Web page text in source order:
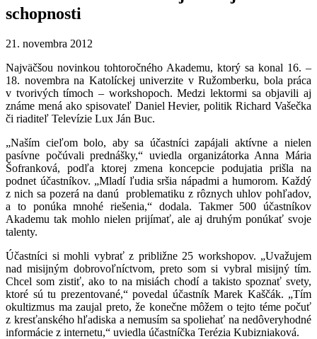
schopnosti
21. novembra 2012
Najväčšou novinkou tohtoročného Akademu, ktorý sa konal 16. –
18. novembra na Katolíckej univerzite v Ružomberku, bola práca
v tvorivých tímoch – workshopoch. Medzi lektormi sa objavili aj
známe mená ako spisovateľ Daniel Hevier, politik Richard Vašečka
či riaditeľ Televízie Lux Ján Buc.
„Naším cieľom bolo, aby sa účastníci zapájali aktívne a nielen
pasívne počúvali prednášky,“ uviedla organizátorka Anna Mária
Šofranková, podľa ktorej zmena koncepcie podujatia prišla na
podnet účastníkov. „Mladí ľudia sršia nápadmi a humorom. Každý
z nich sa pozerá na danú problematiku z rôznych uhlov pohľadov,
a to ponúka mnohé riešenia,“ dodala. Takmer 500 účastníkov
Akademu tak mohlo nielen prijímať, ale aj druhým ponúkať svoje
talenty.
Účastníci si mohli vybrať z približne 25 workshopov. „Uvažujem
nad misijným dobrovoľníctvom, preto som si vybral misijný tím.
Chcel som zistiť, ako to na misiách chodí a takisto spoznať svety,
ktoré sú tu prezentované,“ povedal účastník Marek Kaščák. „Tím
okultizmus ma zaujal preto, že konečne môžem o tejto téme počuť
z kresťanského hľadiska a nemusím sa spoliehať na nedôveryhodné
informácie z internetu,“ uviedla účastníčka Terézia Kubizniaková.